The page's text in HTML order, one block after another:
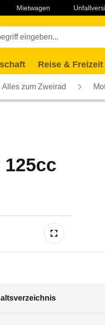
Mietwagen
Reise & Freizeit
Alles zum Zweirad